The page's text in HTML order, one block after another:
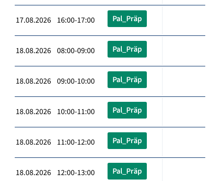
17.08.2026 16:00-17:00 Pal_Präp
18.08.2026 08:00-09:00 Pal_Präp
18.08.2026 09:00-10:00 Pal_Präp
18.08.2026 10:00-11:00 Pal_Präp
18.08.2026 11:00-12:00 Pal_Präp
18.08.2026 12:00-13:00 Pal_Präp